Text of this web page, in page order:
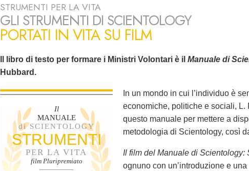
STRUMENTI PER LA VITA
GLI STRUMENTI DI SCIENTOLOGY
PORTATI IN VITA SU FILM
Il libro di testo per formare i Ministri Volontari è il Manuale di
Hubbard.
Il
MANUALE
di SCIENTOLOGY
STRUMENTI
PER LA VITA
film Pluripremiato
In un mondo in cui l’individuo è
economiche, politiche e sociali,
questo manuale per mettere a
metodologia di Scientology, così
Il film del Manuale di Scientology:
ognuno con un’introduzione e